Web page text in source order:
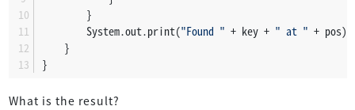
        }
        System.out.print(
"Found " + key + " at " + pos);
    }
}
What is the result?